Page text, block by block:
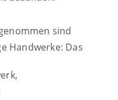
sind
Handwerke: Das